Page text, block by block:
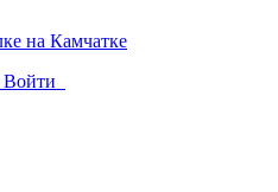
Войти